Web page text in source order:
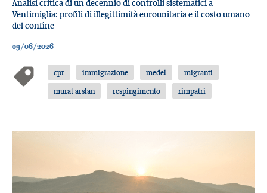
Analisi critica di un decennio di controlli sistematici a
Ventimiglia: profili di illegittimità eurounitaria e il costo umano
del confine
09/06/2026
cpr immigrazione medel
migranti
murat arslan
respingimento rimpatri